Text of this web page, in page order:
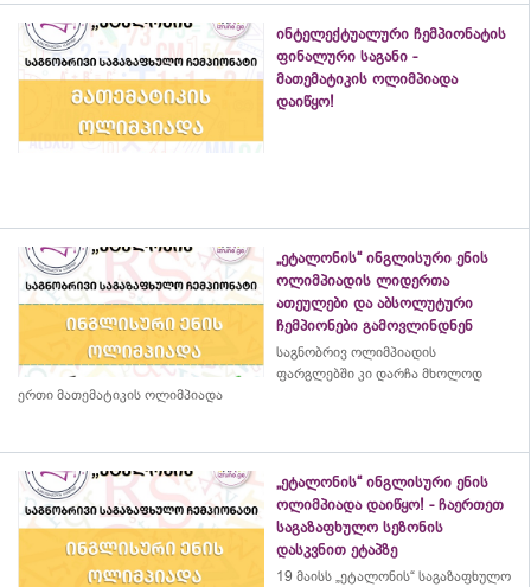
ინტელექტუალური ჩემპიონატის
ფინალური საგანი -
მათემატიკის ოლიმპიადა
დაიწყო!
„ეტალონის“ ინგლისური ენის
ოლიმპიადის ლიდერთა
ათეულები და აბსოლუტური
ჩემპიონები გამოვლინდნენ
საგნობრივ ოლიმპიადის
ფარგლებში კი დარჩა მხოლოდ
ერთი მათემატიკის ოლიმპიადა
„ეტალონის“ ინგლისური ენის
ოლიმპიადა დაიწყო! - ჩაერთეთ
საგაზაფხულო სეზონის
დასკვნით ეტაპზე
19 მაისს „ეტალონის“ საგაზაფხულო